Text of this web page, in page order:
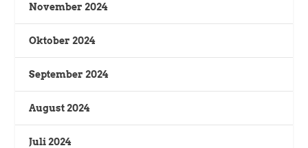
November 2024
Oktober 2024
September 2024
August 2024
Juli 2024